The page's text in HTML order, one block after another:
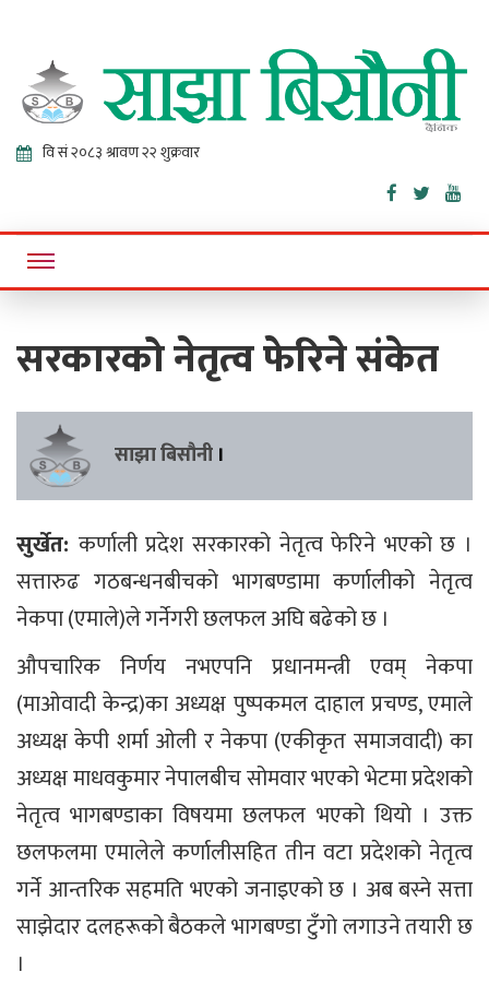
Sajha
Bisaunee
Online News Portal
सरकारको नेतृत्व फेरिने संकेत
साझा बिसौनी ।
सुर्खेत: कर्णाली प्रदेश सरकारको नेतृत्व फेरिने भएको छ ।
सत्तारुढ गठबन्धनबीचको भागबण्डामा कर्णालीको नेतृत्व
नेकपा (एमाले)ले गर्नेगरी छलफल अघि बढेको छ ।
औपचारिक निर्णय नभएपनि प्रधानमन्त्री एवम् नेकपा
(माओवादी केन्द्र)का अध्यक्ष पुष्पकमल दाहाल प्रचण्ड, एमाले
अध्यक्ष केपी शर्मा ओली र नेकपा (एकीकृत समाजवादी) का
अध्यक्ष माधवकुमार नेपालबीच सोमवार भएको भेटमा प्रदेशको
नेतृत्व भागबण्डाका विषयमा छलफल भएको थियो । उक्त
छलफलमा एमालेले कर्णालीसहित तीन वटा प्रदेशको नेतृत्व
गर्ने आन्तरिक सहमति भएको जनाइएको छ । अब बस्ने सत्ता
साझेदार दलहरूको बैठकले भागबण्डा टुँगो लगाउने तयारी छ
।